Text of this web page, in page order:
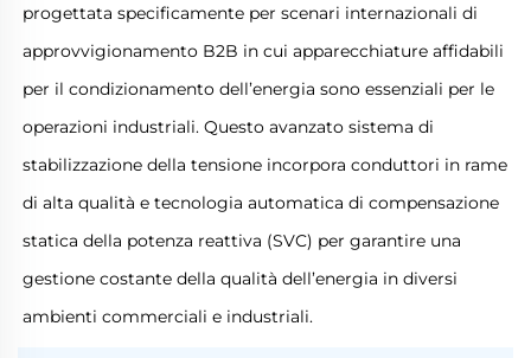
progettata specificamente per scenari internazionali di
approvvigionamento B2B in cui apparecchiature affidabili
per il condizionamento dell’energia sono essenziali per le
operazioni industriali. Questo avanzato sistema di
stabilizzazione della tensione incorpora conduttori in rame
di alta qualità e tecnologia automatica di compensazione
statica della potenza reattiva (SVC) per garantire una
gestione costante della qualità dell’energia in diversi
ambienti commerciali e industriali.